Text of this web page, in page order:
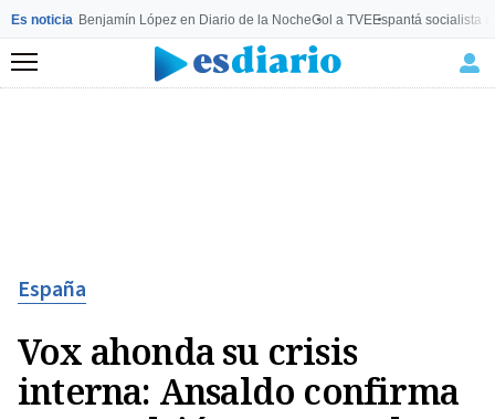
Es noticia Benjamín López en Diario de la NocheGol a TVEEspantá socialista
Menú
España
Vox ahonda su crisis
interna: Ansaldo confirma